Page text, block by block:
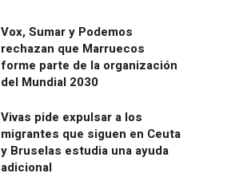
Vox, Sumar y Podemos
rechazan que Marruecos
forme parte de la organización
del Mundial 2030
Vivas pide expulsar a los
migrantes que siguen en Ceuta
y Bruselas estudia una ayuda
adicional